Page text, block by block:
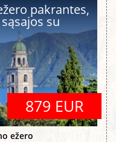
pakrantes,
su
879 EUR
ežero